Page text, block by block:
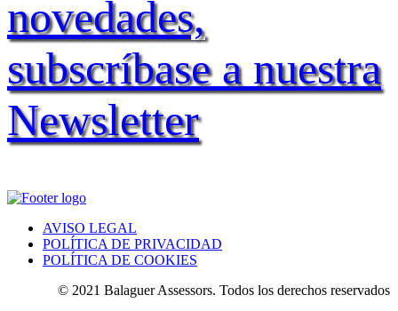
novedades,
subscríbase a nuestra
Newsletter
AVISO LEGAL
POLÍTICA DE PRIVACIDAD
POLÍTICA DE COOKIES
© 2021 Balaguer Assessors. Todos los derechos reservados.